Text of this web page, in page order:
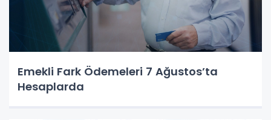
Emekli Fark Ödemeleri 7 Ağustos’ta
Hesaplarda